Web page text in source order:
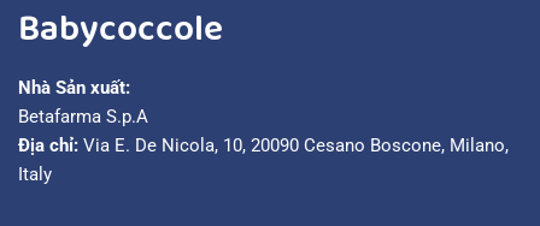
Babycoccole
Nhà Sản xuất:
Betafarma S.p.A
Địa chỉ: Via E. De Nicola, 10, 20090 Cesano Boscone, Milano,
Italy